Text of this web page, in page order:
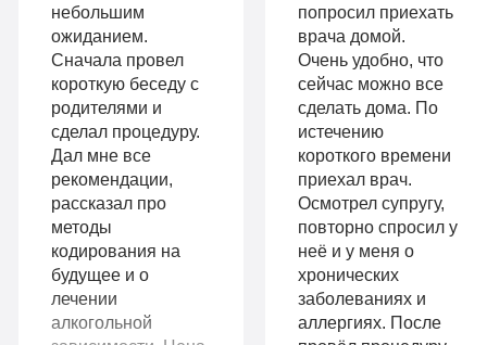
Больничный
лист
Записаться
Комфорт
Записаться
VIP
9
990
руб
1-я
местная
комната
небольшим
ожиданием.
Сначала провел
короткую беседу с
родителями и
сделал процедуру.
Дал мне все
рекомендации,
рассказал про
методы
кодирования на
будущее и о
лечении
алкогольной
попросил приехать
врача домой.
Очень удобно, что
сейчас можно все
сделать дома. По
истечению
короткого времени
приехал врач.
Осмотрел супругу,
повторно спросил у
неё и у меня о
хронических
заболеваниях и
аллергиях. После